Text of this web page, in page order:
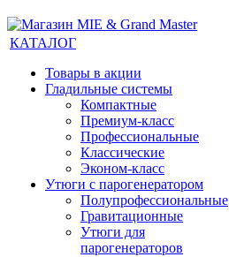
КАТАЛОГ
Товары в акции
Гладильные системы
Компактные
Премиум-класс
Профессиональные
Классические
Эконом-класс
Утюги с парогенератором
Полупрофессиональные
Гравитационные
Утюги для
парогенераторов